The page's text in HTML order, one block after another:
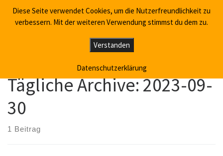
Zum Inhalt springen
Willkommen in Sainscheid
September»30
Tägliche Archive:2023-09-
30
1 Beitrag
Diese Seite verwendet Cookies, um die Nutzerfreundlichkeit zu
verbessern. Mit der weiteren Verwendung stimmst du dem zu.
Verstanden
Datenschutzerklärung